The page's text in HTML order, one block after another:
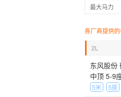
最大马力
各厂商提供
2L
东风股份
中顶 5-9
5米 5座